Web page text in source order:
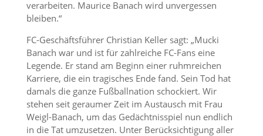
verarbeiten. Maurice Banach wird unvergessen
bleiben.“
FC-Geschäftsführer Christian Keller sagt: „Mucki
Banach war und ist für zahlreiche FC-Fans eine
Legende. Er stand am Beginn einer ruhmreichen
Karriere, die ein tragisches Ende fand. Sein Tod hat
damals die ganze Fußballnation schockiert. Wir
stehen seit geraumer Zeit im Austausch mit Frau
Weigl-Banach, um das Gedächtnisspiel nun endlich
in die Tat umzusetzen. Unter Berücksichtigung aller